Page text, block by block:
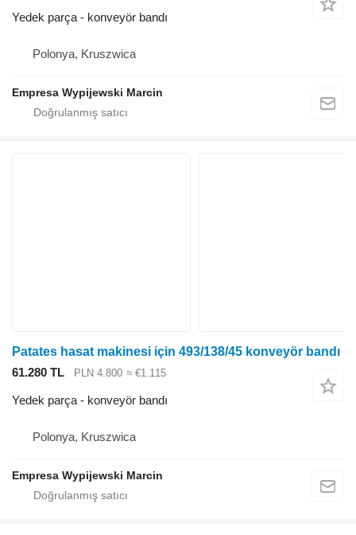
Yedek parça - konveyör bandı
Polonya, Kruszwica
Empresa Wypijewski Marcin
Patates hasat makinesi için 493/138/45 konveyör bandı
61.280 TL
PLN 4.800 ≈ €1.115
Yedek parça - konveyör bandı
Polonya, Kruszwica
Empresa Wypijewski Marcin